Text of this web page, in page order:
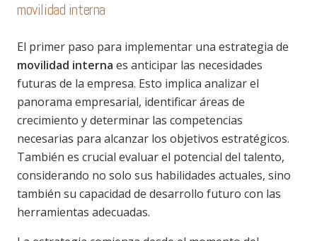
movilidad interna
El primer paso para implementar una estrategia de
movilidad interna es anticipar las necesidades
futuras de la empresa. Esto implica analizar el
panorama empresarial, identificar áreas de
crecimiento y determinar las competencias
necesarias para alcanzar los objetivos estratégicos.
También es crucial evaluar el potencial del talento,
considerando no solo sus habilidades actuales, sino
también su capacidad de desarrollo futuro con las
herramientas adecuadas.